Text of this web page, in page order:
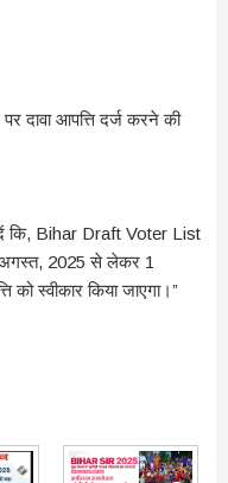
दावा आपत्ति दर्ज करने की
दें कि, Bihar Draft Voter List
अगस्त, 2025 से लेकर 1
स्वीकार किया जाएगा।”